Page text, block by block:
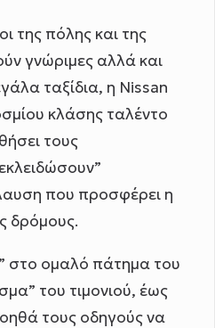
της πόλης και της
γνώριμες αλλά και
ταξίδια, η Nissan
κλάσης ταλέντο
τους
που προσφέρει η
δρόμους.
στο ομαλό πάτημα του
του τιμονιού, έως
τους οδηγούς να